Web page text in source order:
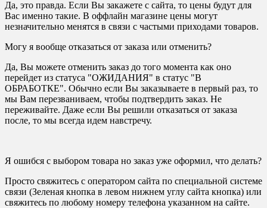
Да, это правда. Если Вы закажете с сайта, то цены будут для
Вас именно такие. В оффлайн магазине цены могут
незначительно менятся в связи с частыми приходами товаров.
Могу я вообще отказаться от заказа или отменить?
Да, Вы можете отменить заказ до того момента как оно
перейдет из статуса "ОЖИДАНИЯ" в статус "В
ОБРАБОТКЕ". Обычно если Вы заказываете в первый раз, то
мы Вам перезваниваем, чтобы подтвердить заказ. Не
переживайте. Даже если Вы решили отказаться от заказа
после, то мы всегда идем навстречу.
Я ошибся с выбором товара но заказ уже оформил, что делать?
Просто свяжитесь с оператором сайта по специальной системе
связи (Зеленая кнопка в левом нижнем углу сайта кнопка) или
свяжитесь по любому номеру телефона указанном на сайте.